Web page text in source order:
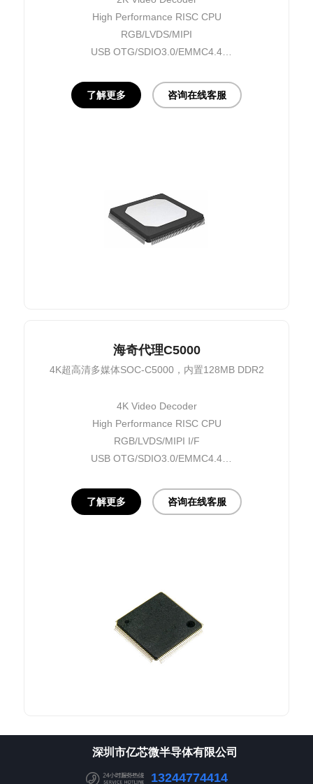
High Performance RISC CPU
RGB/LVDS/MIPI
USB OTG/SDIO3.0/EMMC4.4
了解更多 咨询在线客服
海奇代理C5000
4K超高清多媒体SOC-C5000，内置128MB DDR2
4K Video Decoder
High Performance RISC CPU
RGB/LVDS/MIPI I/F
USB OTG/SDIO3.0/EMMC4.4
HDMI input
了解更多 咨询在线客服
深圳市亿芯微半导体有限公司
13244774414